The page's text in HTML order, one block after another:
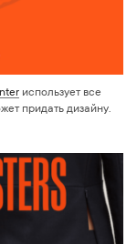
использует все
придать дизайну.